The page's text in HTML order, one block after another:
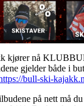
kjører nå
gjelder både i
bull-ski-
på nett må